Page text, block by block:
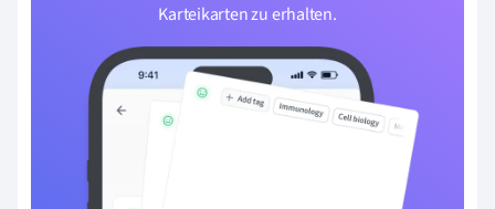
Karteikarten zu erhalten.